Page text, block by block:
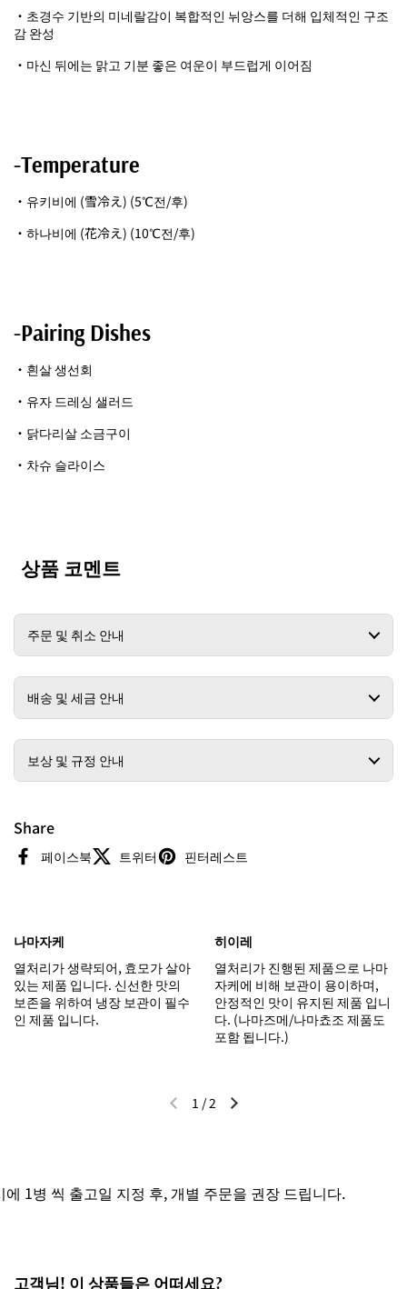
・초경수 기반의 미네랄감이 복합적인 뉘앙스를 더해 입체적인 구조
감 완성
・마신 뒤에는 맑고 기분 좋은 여운이 부드럽게 이어짐
-Temperature
・유키비에 (雪冷え) (5℃전/후)
・하나비에 (花冷え) (10℃전/후)
-Pairing Dishes
・흰살 생선회
・유자 드레싱 샐러드
・닭다리살 소금구이
・차슈 슬라이스
상품 코멘트
주문 및 취소 안내
배송 및 세금 안내
보상 및 규정 안내
Share
페이스북 트위터 핀터레스트
나마자케
열처리가 생략되어, 효모가 살아
있는 제품 입니다. 신선한 맛의
보존을 위하여 냉장 보관이 필수
인 제품 입니다.
히이레
열처리가 진행된 제품으로 나마
자케에 비해 보관이 용이하며,
안정적인 맛이 유지된 제품 입니
다. (나마즈메/나마쵸조 제품도
포함 됩니다.)
이전 슬라이드다음 슬라이드
1 /2
병 씩 출고일 지정 후, 개별 주문을 권장 드립니다.
고객님! 이 상품들은 어떠세요?